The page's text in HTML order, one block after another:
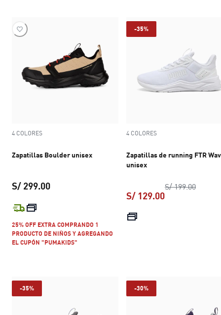
4 COLORES
Zapatillas Boulder unisex
S/ 299.00
25% OFF EXTRA COMPRANDO 1
PRODUCTO DE NIÑOS Y AGREGANDO
EL CUPÓN "PUMAKIDS"
-35%
4 COLORES
Zapatillas de running FTR
unisex
S/ 199.00precio
S/ 129.00
-35% -30%